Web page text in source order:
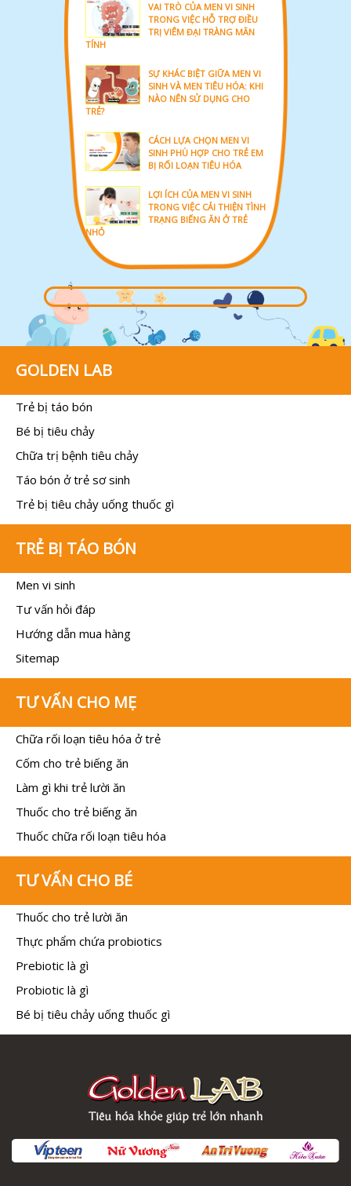
VAI TRÒ CỦA MEN VI SINH
TRONG VIỆC HỖ TRỢ ĐIỀU
TRỊ VIÊM ĐẠI TRÀNG MÃN
TÍNH
SỰ KHÁC BIỆT GIỮA MEN VI
SINH VÀ MEN TIÊU HÓA: KHI
NÀO NÊN SỬ DỤNG CHO
TRẺ?
CÁCH LỰA CHỌN MEN VI
SINH PHÙ HỢP CHO TRẺ EM
BỊ RỐI LOẠN TIÊU HÓA
LỢI ÍCH CỦA MEN VI SINH
TRONG VIỆC CẢI THIỆN TÌNH
TRẠNG BIẾNG ĂN Ở TRẺ
NHỎ
GOLDEN LAB
Trẻ bị táo bón
Bé bị tiêu chảy
Chữa trị bệnh tiêu chảy
Táo bón ở trẻ sơ sinh
Trẻ bị tiêu chảy uống thuốc gì
TRẺ BỊ TÁO BÓN
Men vi sinh
Tư vấn hỏi đáp
Hướng dẫn mua hàng
Sitemap
TƯ VẤN CHO MẸ
Chữa rối loạn tiêu hóa ở trẻ
Cốm cho trẻ biếng ăn
Làm gì khi trẻ lười ăn
Thuốc cho trẻ biếng ăn
Thuốc chữa rối loạn tiêu hóa
TƯ VẤN CHO BÉ
Thuốc cho trẻ lười ăn
Thực phẩm chứa probiotics
Prebiotic là gì
Probiotic là gì
Bé bị tiêu chảy uống thuốc gì